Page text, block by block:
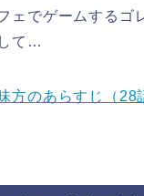
ェでゲームするゴ
て…
方のあらすじ（28